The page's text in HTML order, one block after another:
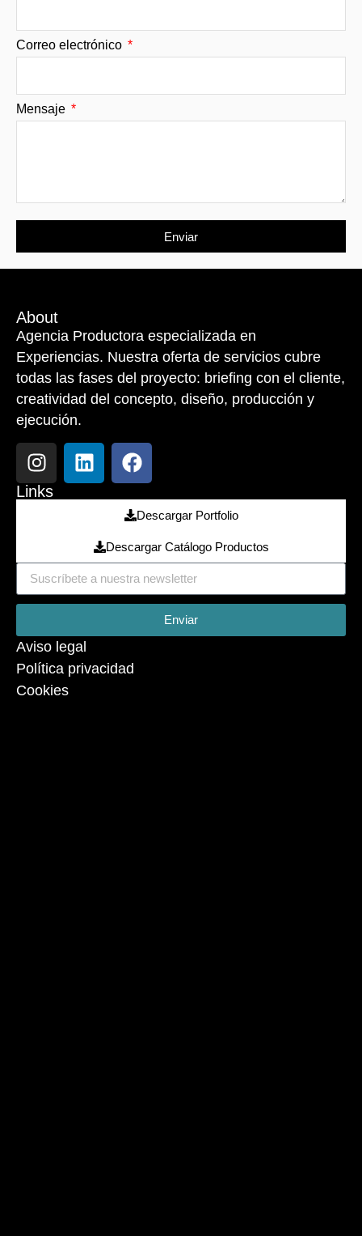
Correo electrónico
Mensaje
Enviar
About
Agencia Productora especializada en
Experiencias. Nuestra oferta de servicios cubre
todas las fases del proyecto: briefing con el cliente,
creatividad del concepto, diseño, producción y
ejecución.
Links
Descargar Portfolio
Descargar Catálogo Productos
Enviar
Aviso legal
Política privacidad
Cookies